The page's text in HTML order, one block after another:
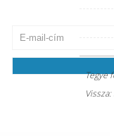
Tegye